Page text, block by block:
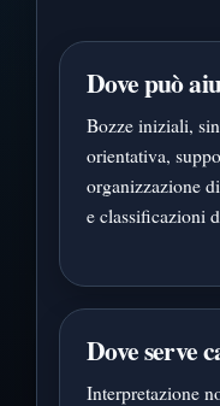
Dove può
Bozze iniziali,
orientativa,
organizzazione
e classificazioni
Dove serve
Interpretazione